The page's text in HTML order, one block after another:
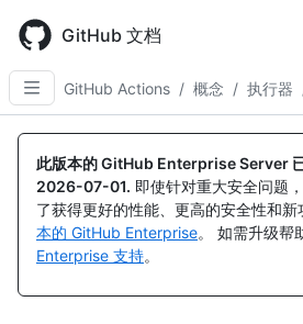
main
content
GitHub 文档
GitHub Actions / 概念 / 执行器
此版本的 GitHub Enterprise Server
2026-07-01. 即使针对重大安全问题
了获得更好的性能、更高的安全性和新
本的 GitHub Enterprise。 如需升级帮
Enterprise 支持。